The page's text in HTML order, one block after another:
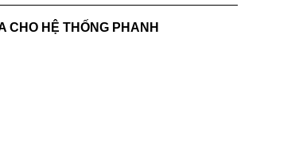
CHO HỆ THỐNG PHANH